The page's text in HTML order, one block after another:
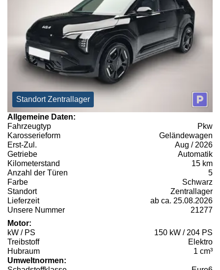
Standort Zentrallager
Allgemeine Daten:
Fahrzeugtyp
Pkw
Karosserieform
Geländewagen
Erst-Zul.
Aug / 2026
Getriebe
Automatik
Kilometerstand
15 km
Anzahl der Türen
5
Farbe
Schwarz
Standort
Zentrallager
Lieferzeit
ab ca. 25.08.2026
Unsere Nummer
21277
Motor:
kW / PS
150 kW / 204 PS
Treibstoff
Elektro
Hubraum
1 cm³
Umweltnormen: